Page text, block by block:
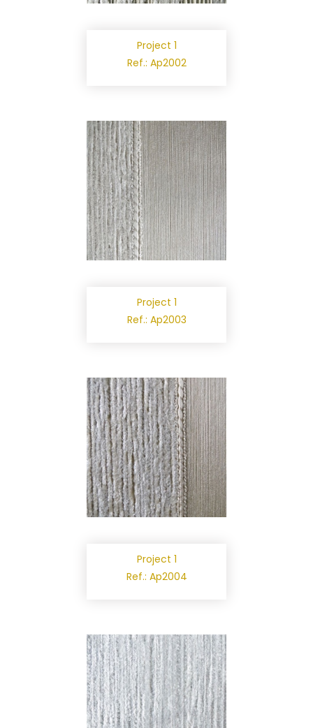
Project 1
Ref.: Ap2002
Project 1
Ref.: Ap2003
Project 1
Ref.: Ap2004